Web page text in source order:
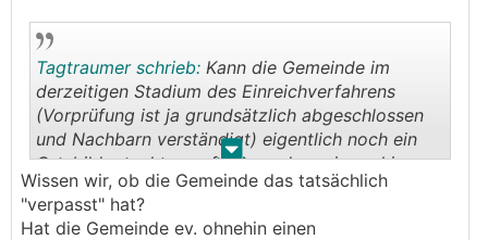
. .
Tagtraumer schrieb: Kann die Gemeinde im
derzeitigen Stadium des Einreichverfahrens
(Vorprüfung ist ja grundsätzlich abgeschlossen
und Nachbarn verständigt) eigentlich noch ein
Ortsbildgutachten anfordern, dass sie vorhin
"verpasst" hat?
Wissen wir, ob die Gemeinde das tatsächlich
"verpasst" hat?
Hat die Gemeinde ev. ohnehin einen